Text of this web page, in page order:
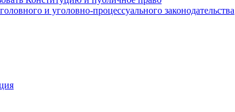
и уголовно-процессуального законодательства